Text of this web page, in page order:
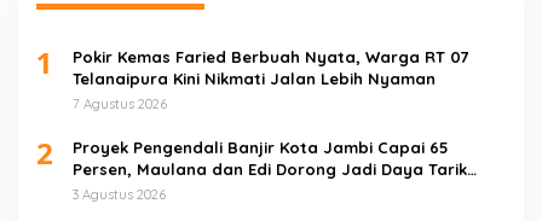
1
Pokir Kemas Faried Berbuah Nyata, Warga RT 07
Telanaipura Kini Nikmati Jalan Lebih Nyaman
7 Agustus 2026
2
Proyek Pengendali Banjir Kota Jambi Capai 65
Persen, Maulana dan Edi Dorong Jadi Daya Tarik
Wisata
3 Agustus 2026